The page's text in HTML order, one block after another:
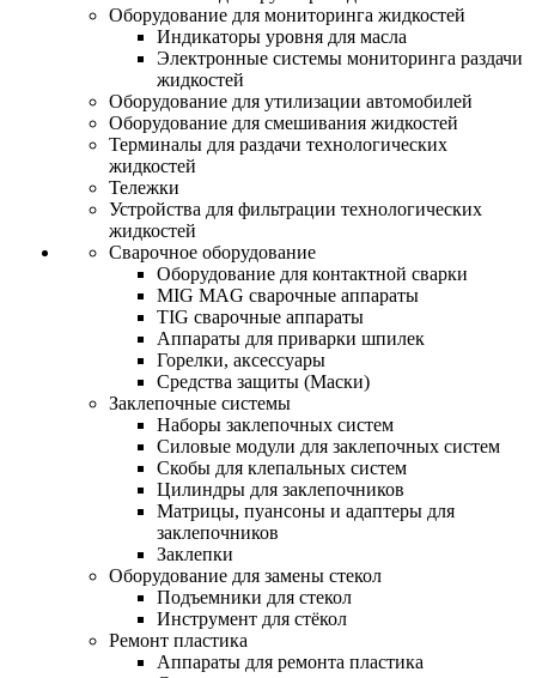
Оборудование для мониторинга жидкостей
Индикаторы уровня для масла
Электронные системы мониторинга раздачи
жидкостей
Оборудование для утилизации автомобилей
Оборудование для смешивания жидкостей
Терминалы для раздачи технологических
жидкостей
Тележки
Устройства для фильтрации технологических
жидкостей
Сварочное оборудование
Оборудование для контактной сварки
MIG MAG сварочные аппараты
TIG сварочные аппараты
Аппараты для приварки шпилек
Горелки, аксессуары
Средства защиты (Маски)
Заклепочные системы
Наборы заклепочных систем
Силовые модули для заклепочных систем
Скобы для клепальных систем
Цилиндры для заклепочников
Матрицы, пуансоны и адаптеры для
заклепочников
Заклепки
Оборудование для замены стекол
Подъемники для стекол
Инструмент для стёкол
Ремонт пластика
Аппараты для ремонта пластика